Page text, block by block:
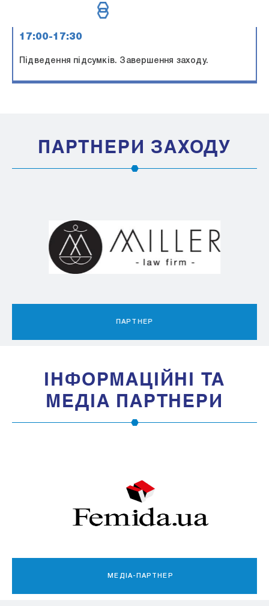
17:00-17:30
Підведення підсумків. Завершення заходу.
ПАРТНЕРИ ЗАХОДУ
ПАРТНЕР
IНФОРМАЦIЙНI ТА
МЕДIА ПАРТНЕРИ
МЕДІА-ПАРТНЕР